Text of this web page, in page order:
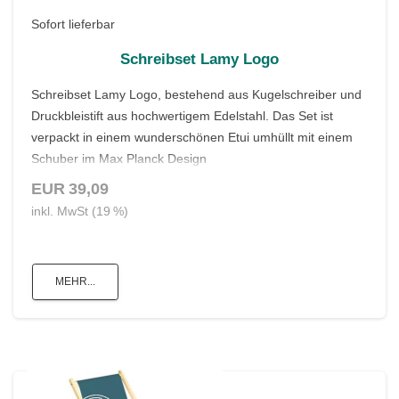
Sofort lieferbar
Schreibset Lamy Logo
Schreibset Lamy Logo, bestehend aus Kugelschreiber und
Druckbleistift aus hochwertigem Edelstahl. Das Set ist
verpackt in einem wunderschönen Etui umhüllt mit einem
Schuber im Max Planck Design
EUR 39,09
inkl. MwSt (19 %)
MEHR...